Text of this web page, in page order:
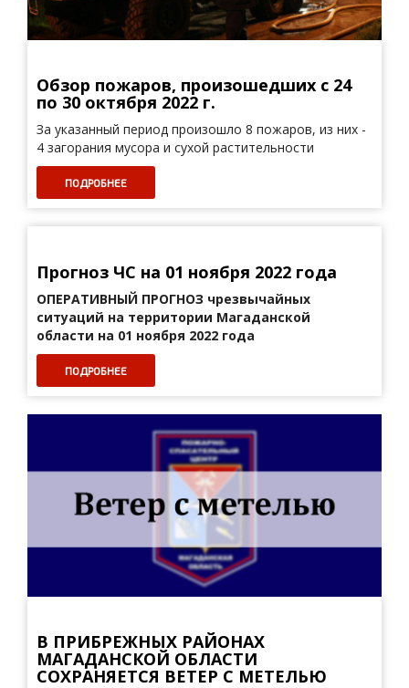
Обзор пожаров, произошедших с 24
по 30 октября 2022 г.
За указанный период произошло 8 пожаров, из них -
4 загорания мусора и сухой растительности
ПОДРОБНЕЕ
Прогноз ЧС на 01 ноября 2022 года
ОПЕРАТИВНЫЙ ПРОГНОЗ чрезвычайных
ситуаций на территории Магаданской
области на 01 ноября 2022 года
ПОДРОБНЕЕ
В ПРИБРЕЖНЫХ РАЙОНАХ
МАГАДАНСКОЙ ОБЛАСТИ
СОХРАНЯЕТСЯ ВЕТЕР С МЕТЕЛЬЮ